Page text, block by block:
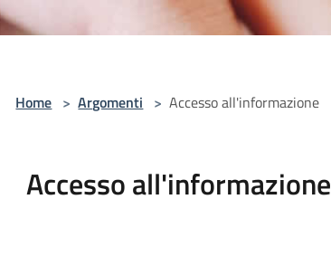
Home > Argomenti > Accesso all'informazione
Accesso all'informazione